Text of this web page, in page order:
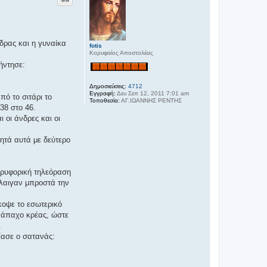
fotis
Κορυφαίος Αποστολέας
Δημοσιεύσεις: 4712
Εγγραφή: Δευ Σεπ 12, 2011 7:01 am
Τοποθεσία: ΑΓ.ΙΩΑΝΝΗΣ ΡΕΝΤΗΣ
και η γυναίκα
το σιτάρι το
στο 46.
άνδρες και οι
αυτά με δεύτερο
τηλεόραση
μπροστά την
το εσωτερικό
άπαχο κρέας, ώστε
ο σατανάς: